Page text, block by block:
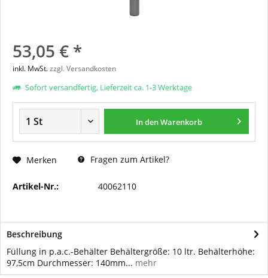
53,05 € *
inkl. MwSt.zzgl. Versandkosten
Sofort versandfertig, Lieferzeit ca. 1-3 Werktage
In denWarenkorb
Merken Fragen zum Artikel?
Artikel-Nr.: 40062110
Beschreibung
Füllung in p.a.c.-Behälter Behältergröße: 10 ltr. Behälterhöhe:
97,5cm Durchmesser: 140mm... mehr